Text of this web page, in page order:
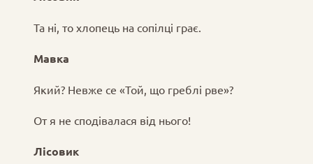
Та ні, то хлопець на сопілці грає.
Мавка
Який? Невже се «Той, що греблі рве»?
От я не сподівалася від нього!
Лісовик